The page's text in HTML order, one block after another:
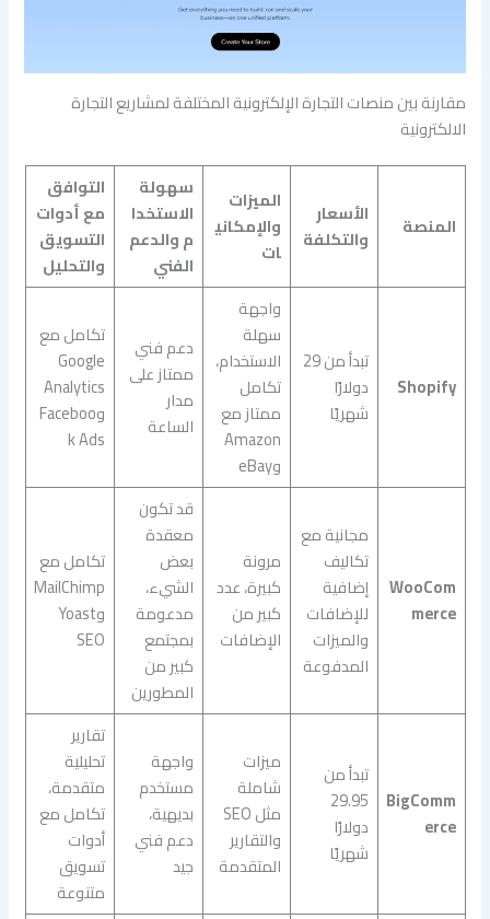
مقارنة بين منصات التجارة الإلكترونية المختلفة لمشاريع التجارة
الالكترونية
المنصة
الأسعار
والتكلفة
الميزات
والإمكاني
ات
سهولة
الاستخدا
م والدعم
الفني
التوافق
مع أدوات
التسويق
والتحليل
Shopify
تبدأ من 29
دولارًا
شهريًا
واجهة
سهلة
الاستخدام،
تكامل
ممتاز مع
Amazon
وeBay
دعم فني
ممتاز على
مدار
الساعة
تكامل مع
Google
Analytics
وFaceboo
k Ads
WooCom
merce
مجانية مع
تكاليف
إضافية
للإضافات
والميزات
المدفوعة
مرونة
كبيرة، عدد
كبير من
الإضافات
قد تكون
معقدة
بعض
الشيء،
مدعومة
بمجتمع
كبير من
المطورين
تكامل مع
MailChimp
وYoast
SEO
BigComm
erce
تبدأ من
29.95
دولارًا
شهريًا
ميزات
شاملة
مثل SEO
والتقارير
المتقدمة
واجهة
مستخدم
بديهية،
دعم فني
جيد
تقارير
تحليلية
متقدمة،
تكامل مع
أدوات
تسويق
متنوعة